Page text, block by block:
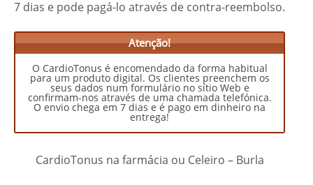
7 dias e pode pagá-lo através de contra-reembolso.
Atenção!
O CardioTonus é encomendado da forma habitual
para um produto digital. Os clientes preenchem os
seus dados num formulário no sítio Web e
confirmam-nos através de uma chamada telefónica.
O envio chega em 7 dias e é pago em dinheiro na
entrega!
CardioTonus na farmácia ou Celeiro – Burla